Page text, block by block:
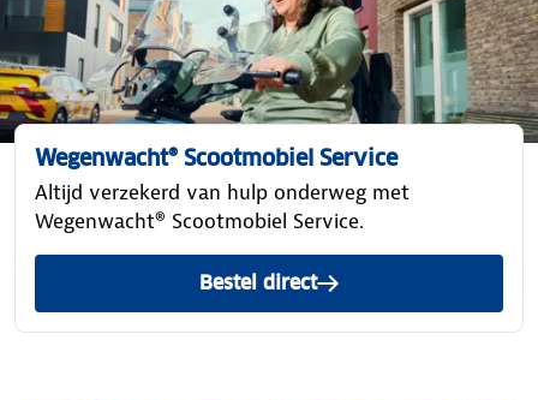
Wegenwacht® Scootmobiel Service
Altijd verzekerd van hulp onderweg met
Wegenwacht® Scootmobiel Service.
Bestel directWegenwacht Scootmobiel